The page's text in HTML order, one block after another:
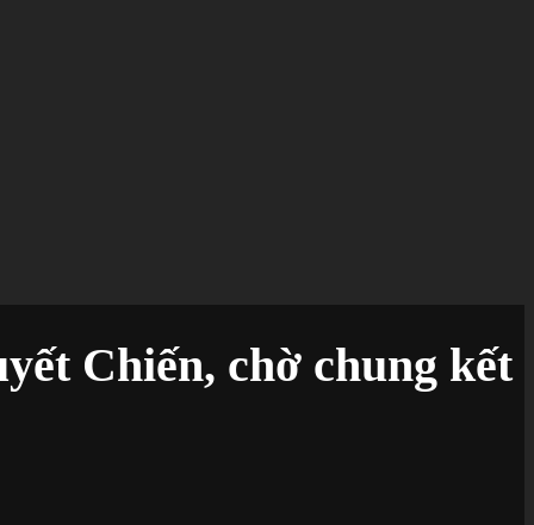
Chiến, chờ chung kết